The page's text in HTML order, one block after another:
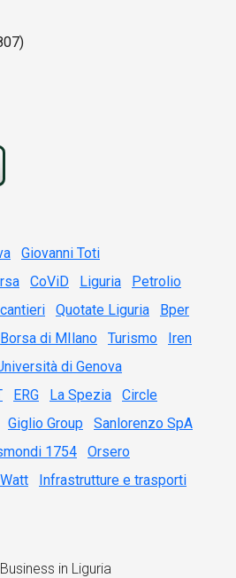
Giovanni Toti
CoViD Liguria
Petrolio
Quotate Liguria
Bper
Borsa di MIlano Turismo
Iren
di Genova
ERG La Spezia
Circle
Giglio Group
Sanlorenzo SpA
1754
Orsero
Infrastrutture e trasporti
in Liguria